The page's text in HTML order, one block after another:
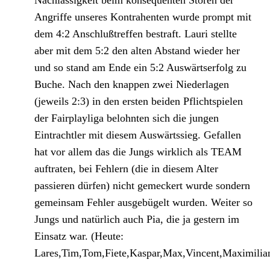
Angriffe unseres Kontrahenten wurde prompt mit
dem 4:2 Anschlußtreffen bestraft. Lauri stellte
aber mit dem 5:2 den alten Abstand wieder her
und so stand am Ende ein 5:2 Auswärtserfolg zu
Buche. Nach den knappen zwei Niederlagen
(jeweils 2:3) in den ersten beiden Pflichtspielen
der Fairplayliga belohnten sich die jungen
Eintrachtler mit diesem Auswärtssieg. Gefallen
hat vor allem das die Jungs wirklich als TEAM
auftraten, bei Fehlern (die in diesem Alter
passieren dürfen) nicht gemeckert wurde sondern
gemeinsam Fehler ausgebügelt wurden. Weiter so
Jungs und natürlich auch Pia, die ja gestern im
Einsatz war. (Heute: